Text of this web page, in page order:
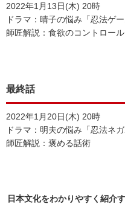
2022年1月13日(木) 20時
ドラマ：晴子の悩み「忍法ゲ
師匠解説：食欲のコントロール
最終話
2022年1月20日(木) 20時
ドラマ：明夫の悩み「忍法ネガ
師匠解説：褒める話術
日本文化をわかりやすく紹介